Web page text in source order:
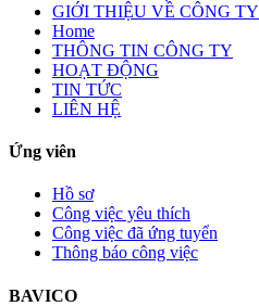
GIỚI THIỆU VỀ CÔNG TY
Home
THÔNG TIN CÔNG TY
HOẠT ĐỘNG
TIN TỨC
LIÊN HỆ
Ứng viên
Hồ sơ
Công việc yêu thích
Công việc đã ứng tuyển
Thông báo công việc
BAVICO